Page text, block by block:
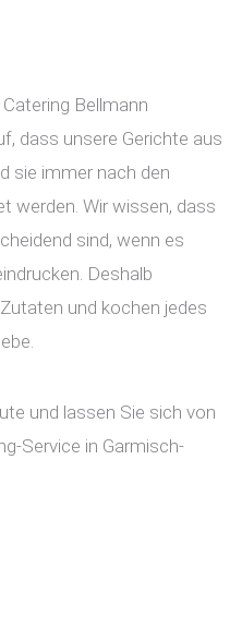
Bellmann
dass unsere Gerichte aus
sie immer nach den
werden. Wir wissen, dass
sind, wenn es
Deshalb
und kochen jedes
und lassen Sie sich von
Service in Garmisch-